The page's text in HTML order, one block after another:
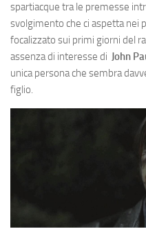
spartiacque tra le premesse
svolgimento che ci aspetta nei
focalizzato sui primi giorni del
assenza di interesse di John
unica persona che sembra
figlio.